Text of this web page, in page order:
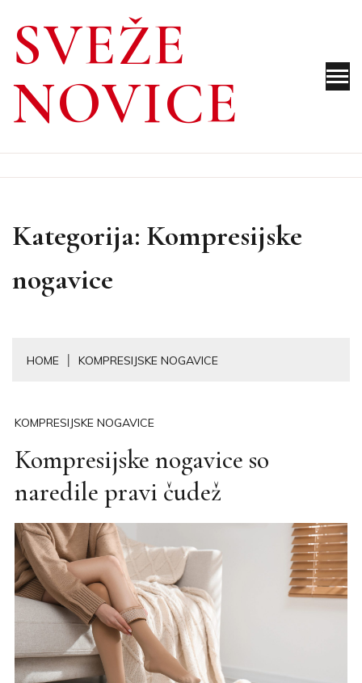
content
SVEŽE
NOVICE
Kategorija: Kompresijske
nogavice
HOME KOMPRESIJSKE NOGAVICE
KOMPRESIJSKE NOGAVICE
Kompresijske nogavice so
naredile pravi čudež